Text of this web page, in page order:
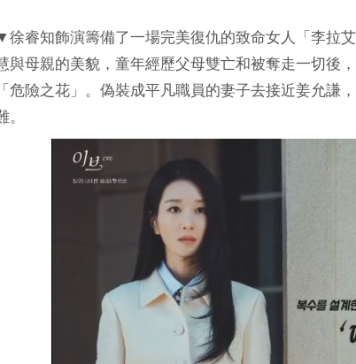
徐睿知飾演籌備了一場完美復仇的致命女人「李拉
與母親的美貌，童年經歷父母雙亡和被奪走一切後
「危險之花」。偽裝成平凡職員的妻子去接近姜允謙
。